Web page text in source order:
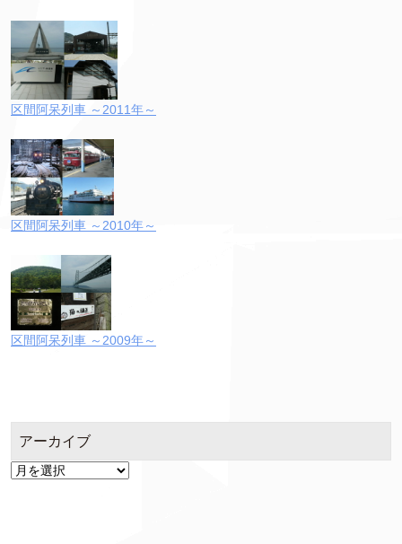
区間阿呆列車 ～2011年～
区間阿呆列車 ～2010年～
区間阿呆列車 ～2009年～
アーカイブ
ア